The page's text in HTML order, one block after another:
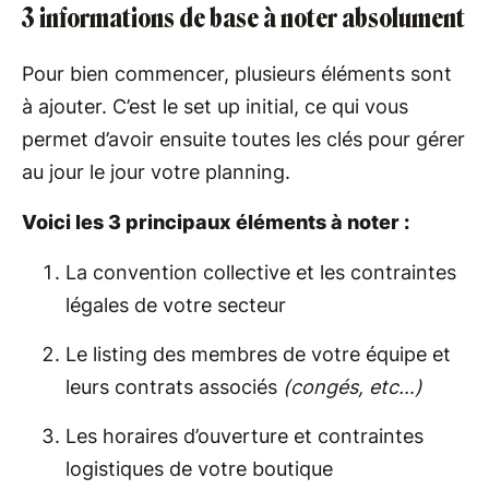
3 informations de base à noter absolument
Pour bien commencer, plusieurs éléments sont
à ajouter. C’est le set up initial, ce qui vous
permet d’avoir ensuite toutes les clés pour gérer
au jour le jour votre planning.
Voici les 3 principaux éléments à noter :
La convention collective et les contraintes
légales de votre secteur
Le listing des membres de votre équipe et
leurs contrats associés (congés, etc…)
Les horaires d’ouverture et contraintes
logistiques de votre boutique